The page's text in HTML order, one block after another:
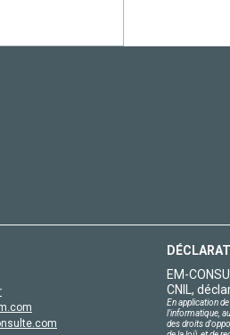
EM-
CNIL,
En application
l'informatique,
des droits